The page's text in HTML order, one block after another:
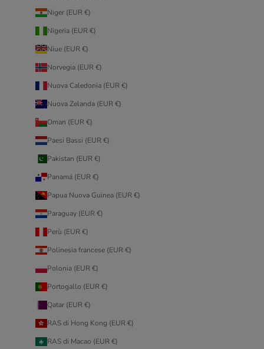
Niger (EUR €)
Nigeria (EUR €)
Niue (EUR €)
Norvegia (EUR €)
Nuova Caledonia (EUR €)
Nuova Zelanda (EUR €)
Oman (EUR €)
Paesi Bassi (EUR €)
Pakistan (EUR €)
Panamá (EUR €)
Papua Nuova Guinea (EUR €)
Paraguay (EUR €)
Perù (EUR €)
Polinesia francese (EUR €)
Polonia (EUR €)
Portogallo (EUR €)
Qatar (EUR €)
RAS di Hong Kong (EUR €)
RAS di Macao (EUR €)